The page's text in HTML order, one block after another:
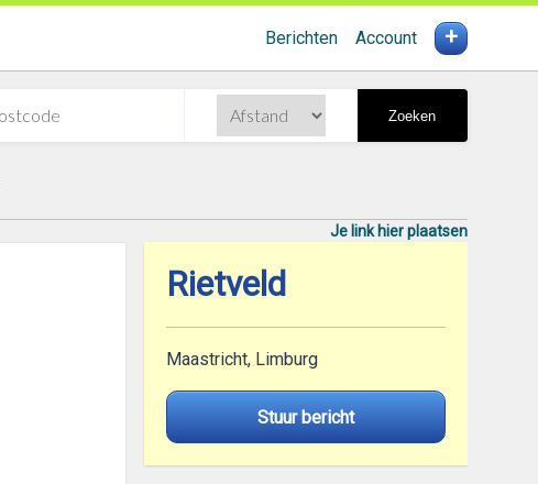
Berichten Account +
Zoeken
Je link hier plaatsen
Rietveld
Maastricht, Limburg
Stuur bericht